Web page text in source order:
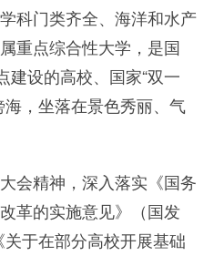
科门类齐全、海洋和水产
重点综合性大学，是国
建设的高校、国家“双一
，坐落在景色秀丽、气
会精神，深入落实《国务
革的实施意见》（国发
关于在部分高校开展基础